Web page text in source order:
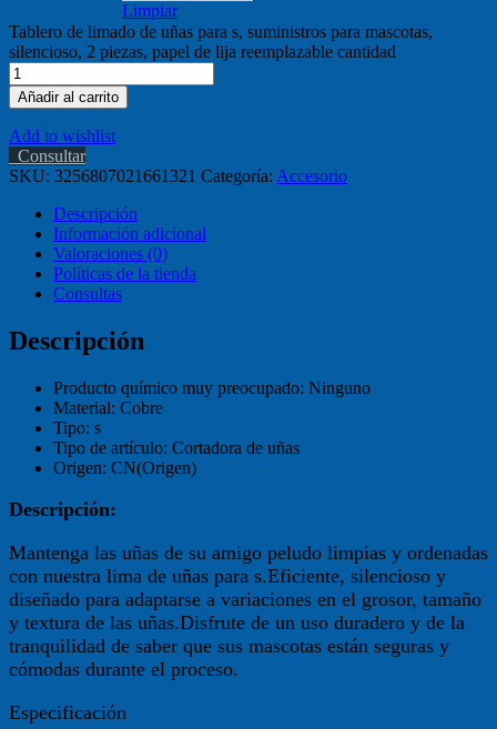
Limpiar
Tablero de limado de uñas para s, suministros para mascotas,
silencioso, 2 piezas, papel de lija reemplazable cantidad
Añadir al carrito
Add to wishlist
Consultar
SKU: 3256807021661321 Categoría: Accesorio
Descripción
Información adicional
Valoraciones (0)
Políticas de la tienda
Consultas
Descripción
Producto químico muy preocupado: Ninguno
Material: Cobre
Tipo: s
Tipo de artículo: Cortadora de uñas
Origen: CN(Origen)
Descripción:
Mantenga las uñas de su amigo peludo limpias y ordenadas
con nuestra lima de uñas para s.Eficiente, silencioso y
diseñado para adaptarse a variaciones en el grosor, tamaño
y textura de las uñas.Disfrute de un uso duradero y de la
tranquilidad de saber que sus mascotas están seguras y
cómodas durante el proceso.
Especificación